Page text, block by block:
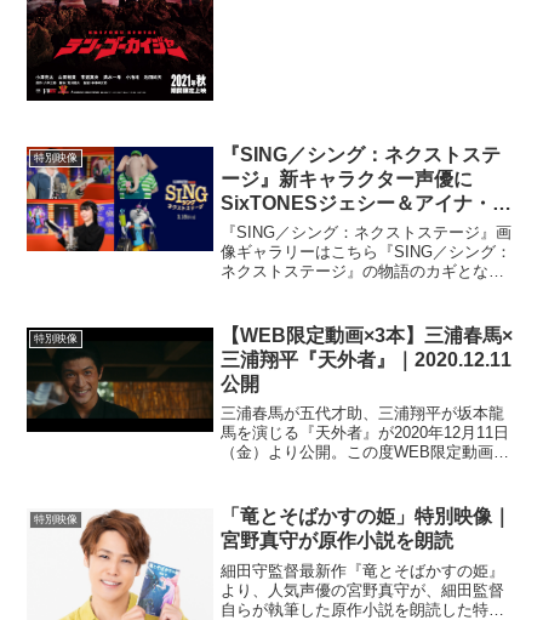
特別映像
『SING／シング：ネクストステ
ージ』新キャラクター声優に
SixTONESジェシー＆アイナ・
ジ・エンドが大抜擢！
『SING／シング：ネクストステージ』画
像ギャラリーはこちら『SING／シング：
ネクストステージ』の物語のカギとなる
ジ・エンドが抜擢された。最新作は、エ
ンター...
特別映像
【WEB限定動画×3本】三浦春馬×
三浦翔平『天外者』｜2020.12.11
公開
三浦春馬が五代才助、三浦翔平が坂本龍
馬を演じる『天外者』が2020年12月11日
（金）より公開。この度WEB限定動画が
（森川葵）の手を取りながら、「自由に
なったら何がし...
特別映像
「竜とそばかすの姫」特別映像｜
宮野真守が原作小説を朗読
細田守監督最新作『竜とそばかすの姫』
より、人気声優の宮野真守が、細田監督
自らが執筆した原作小説を朗読した特別